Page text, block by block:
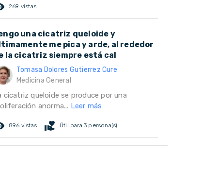
269 vistas
una cicatriz queloide y
me pica y arde, al rededor
la cicatriz siempre está cal
Tomasa Dolores Gutierrez Cure
Medicina General
cicatriz queloide se produce por una
anorma... Leer más
896 vistas volunteer_activism Útil para 3 persona(s)